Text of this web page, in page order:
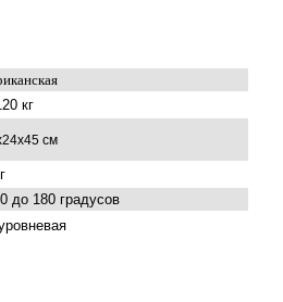
кг
см
до 180 градусов